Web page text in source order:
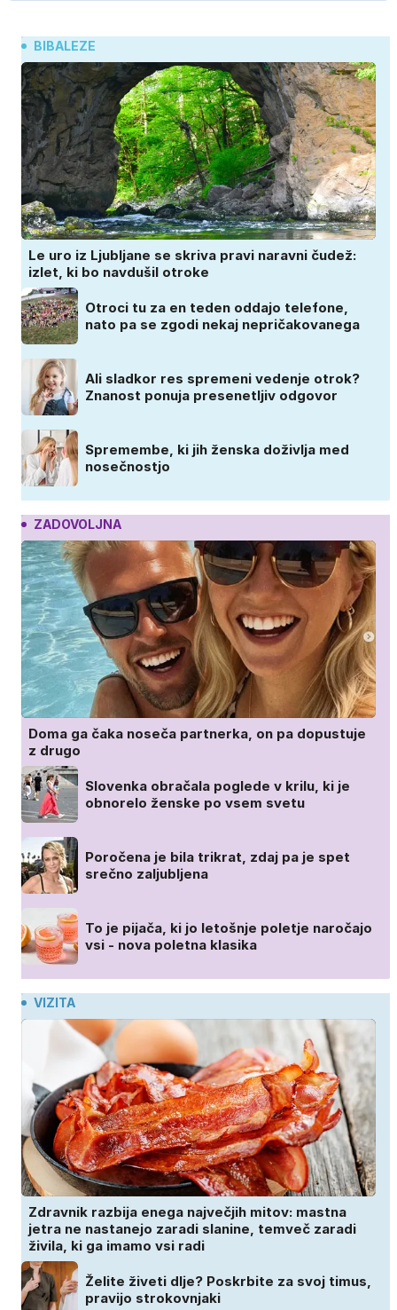
BIBALEZE
Le uro iz Ljubljane se skriva pravi naravni čudež:
izlet, ki bo navdušil otroke
Otroci tu za en teden oddajo telefone,
nato pa se zgodi nekaj nepričakovanega
Ali sladkor res spremeni vedenje otrok?
Znanost ponuja presenetljiv odgovor
Spremembe, ki jih ženska doživlja med
nosečnostjo
ZADOVOLJNA
Doma ga čaka noseča partnerka, on pa dopustuje
z drugo
Slovenka obračala poglede v krilu, ki je
obnorelo ženske po vsem svetu
Poročena je bila trikrat, zdaj pa je spet
srečno zaljubljena
To je pijača, ki jo letošnje poletje naročajo
vsi - nova poletna klasika
VIZITA
Zdravnik razbija enega največjih mitov: mastna
jetra ne nastanejo zaradi slanine, temveč zaradi
živila, ki ga imamo vsi radi
Želite živeti dlje? Poskrbite za svoj timus,
pravijo strokovnjaki